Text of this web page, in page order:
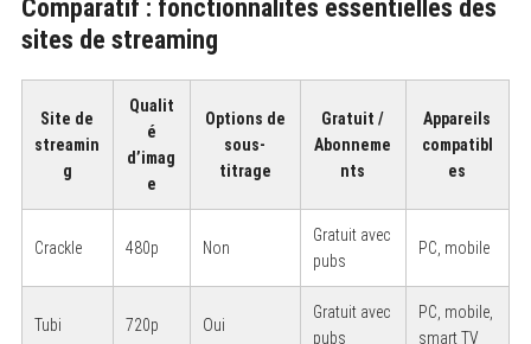
Comparatif : fonctionnalités essentielles des
sites de streaming
Site de
streamin
g
Qualit
é
d’imag
e
Options de
sous-
titrage
Gratuit /
Abonneme
nts
Appareils
compatibl
es
Crackle 480p Non
Gratuit avec
pubs
PC, mobile
Tubi 720p Oui
Gratuit avec
pubs
PC, mobile,
smart TV